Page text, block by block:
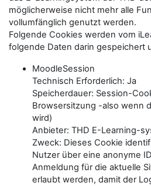
möglicherweise nicht mehr alle
vollumfänglich genutzt werden.
Folgende Cookies werden vom
folgende Daten darin gespeichert
MoodleSession
Technisch Erforderlich: Ja
Speicherdauer: Session-
Browsersitzung -also wenn
wird)
Anbieter: THD E-Learning-
Zweck: Dieses Cookie
Nutzer über eine anonyme
Anmeldung für die aktuelle
erlaubt werden, damit der